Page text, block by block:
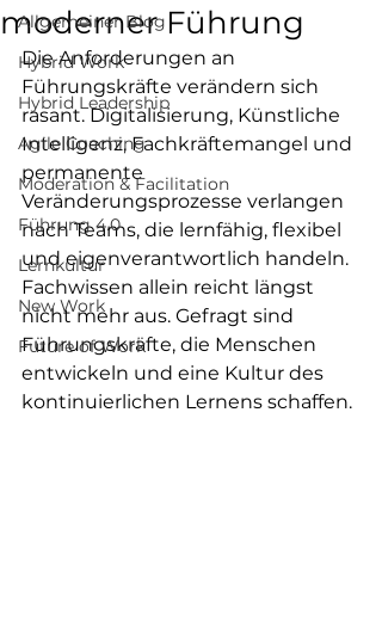
Allgemeiner Blog
Hybrid Work
Hybrid Leadership
Agile Coaching
Moderation & Facilitation
Führung 4.0
Lernkultur
New Work
Future of Work
moderner Führung
Die Anforderungen an
Führungskräfte verändern sich
rasant. Digitalisierung, Künstliche
Intelligenz, Fachkräftemangel und
permanente
Veränderungsprozesse verlangen
nach Teams, die lernfähig, flexibel
und eigenverantwortlich handeln.
Fachwissen allein reicht längst
nicht mehr aus. Gefragt sind
Führungskräfte, die Menschen
entwickeln und eine Kultur des
kontinuierlichen Lernens schaffen.